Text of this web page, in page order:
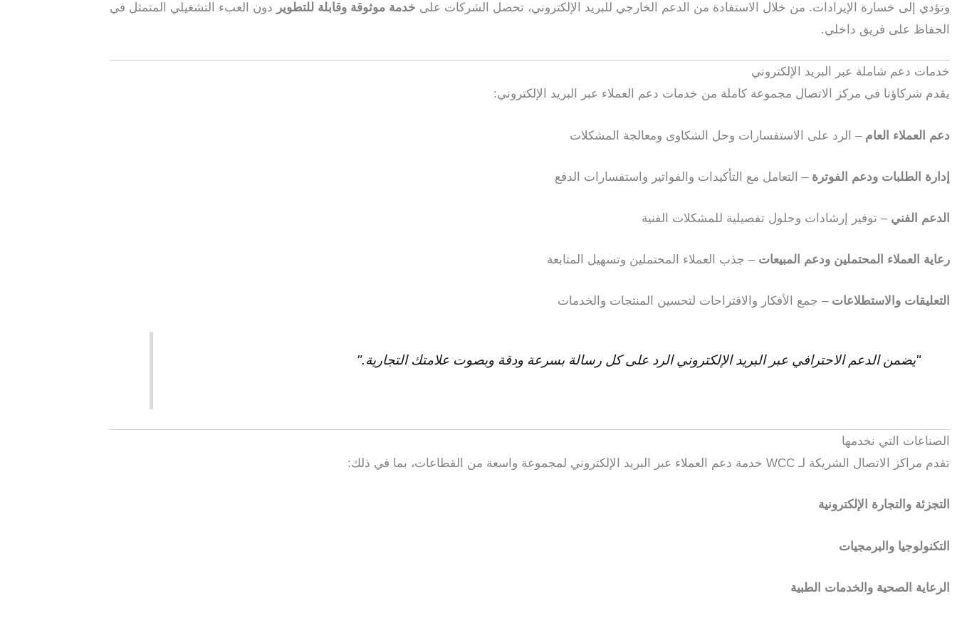
وتؤدي إلى خسارة الإيرادات. من خلال الاستفادة من الدعم الخارجي للبريد الإلكتروني، تحصل الشركات على خدمة موثوقة وقابلة للتطوير دون العبء التشغيلي المتمثل في
الحفاظ على فريق داخلي.
خدمات دعم شاملة عبر البريد الإلكتروني
يقدم شركاؤنا في مركز الاتصال مجموعة كاملة من خدمات دعم العملاء عبر البريد الإلكتروني:
دعم العملاء العام – الرد على الاستفسارات وحل الشكاوى ومعالجة المشكلات
إدارة الطلبات ودعم الفوترة – التعامل مع التأكيدات والفواتير واستفسارات الدفع
الدعم الفني – توفير إرشادات وحلول تفصيلية للمشكلات الفنية
رعاية العملاء المحتملين ودعم المبيعات – جذب العملاء المحتملين وتسهيل المتابعة
التعليقات والاستطلاعات – جمع الأفكار والاقتراحات لتحسين المنتجات والخدمات
"يضمن الدعم الاحترافي عبر البريد الإلكتروني الرد على كل رسالة بسرعة ودقة وبصوت علامتك التجارية."
الصناعات التي نخدمها
تقدم مراكز الاتصال الشريكة لـ WCC خدمة دعم العملاء عبر البريد الإلكتروني لمجموعة واسعة من القطاعات، بما في ذلك:
التجزئة والتجارة الإلكترونية
التكنولوجيا والبرمجيات
الرعاية الصحية والخدمات الطبية